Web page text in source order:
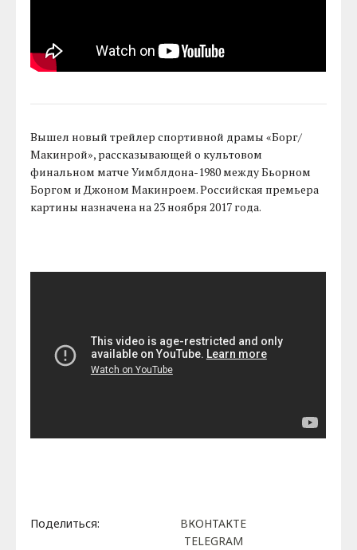
Вышел новый трейлер спортивной драмы «Борг/
Макинрой», рассказывающей о культовом
финальном матче Уимблдона-1980 между Бьорном
Боргом и Джоном Макинроем. Российская премьера
картины назначена на 23 ноября 2017 года.
Поделиться:
ВКОНТАКТЕ
TELEGRAM